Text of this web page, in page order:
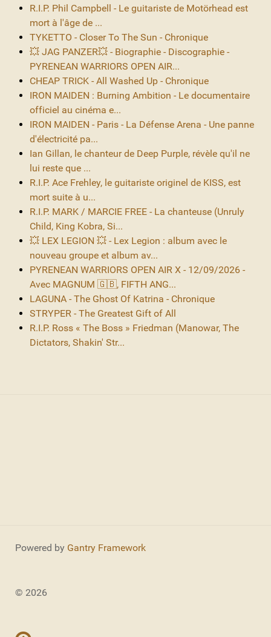
R.I.P. Phil Campbell - Le guitariste de Motörhead est
mort à l'âge de ...
TYKETTO - Closer To The Sun - Chronique
💥 JAG PANZER💥 - Biographie - Discographie -
PYRENEAN WARRIORS OPEN AIR...
CHEAP TRICK - All Washed Up - Chronique
IRON MAIDEN : Burning Ambition - Le documentaire
officiel au cinéma e...
IRON MAIDEN - Paris - La Défense Arena - Une panne
d'électricité pa...
Ian Gillan, le chanteur de Deep Purple, révèle qu'il ne
lui reste que ...
R.I.P. Ace Frehley, le guitariste originel de KISS, est
mort suite à u...
R.I.P. MARK / MARCIE FREE - La chanteuse (Unruly
Child, King Kobra, Si...
💥 LEX LEGION 💥 - Lex Legion : album avec le
nouveau groupe et album av...
PYRENEAN WARRIORS OPEN AIR X - 12/09/2026 -
Avec MAGNUM 🇬🇧, FIFTH ANG...
LAGUNA - The Ghost Of Katrina - Chronique
STRYPER - The Greatest Gift of All
R.I.P. Ross « The Boss » Friedman (Manowar, The
Dictators, Shakin' Str...
Powered by Gantry Framework
© 2026